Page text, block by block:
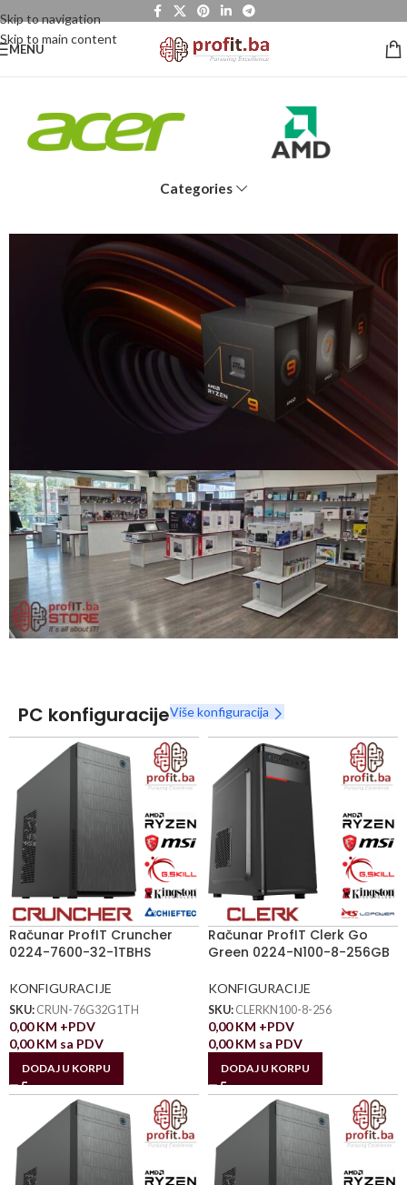
Skip to navigation
Skip to main content
MENU
Categories
Snaga radnih stanica nikada nije bila povoljnija
Nova Ryzen 7000 serija
Naruči
PC konfiguracijeViše konfiguracija
Računar ProfIT Cruncher
0224-7600-32-1TBHS
KONFIGURACIJE
SKU: CRUN-76G32G1TH
0,00KM +PDV
0,00KM sa PDV
DODAJ U KORPU
Računar ProfIT Clerk Go
Green 0224-N100-8-256GB
KONFIGURACIJE
SKU: CLERKN100-8-256
0,00KM +PDV
0,00KM sa PDV
DODAJ U KORPU